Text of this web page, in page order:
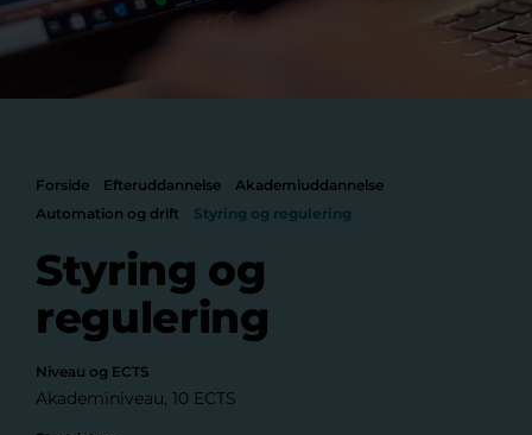
Forside Efteruddannelse
Akademiuddannelse
Automation og drift
Styring og regulering
Styring og
regulering
Niveau og ECTS
Akademiniveau, 10 ECTS